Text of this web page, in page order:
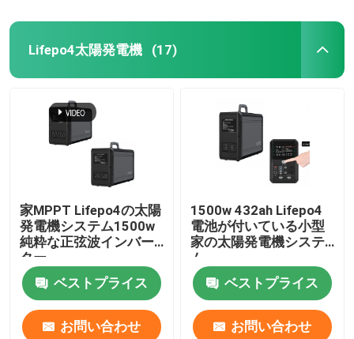
Lifepo4太陽発電機 (17)
家MPPT Lifepo4の太陽
発電機システム1500w
純粋な正弦波インバー
ター
ベストプライス
お問い合わせ
1500w 432ah Lifepo4
電池が付いている小型
家の太陽発電機システ
ム
ベストプライス
お問い合わせ